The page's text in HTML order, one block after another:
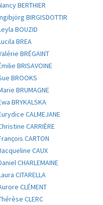
BERTHIER
BIRGISDOTTIR
BOUZID
BREA
BRÉGAINT
BRISAVOINE
BROOKS
BRUMAGNE
BRYKALSKA
CALMEJANE
CARRIÈRE
CARTON
CAUX
CHARLEMAINE
CITARELLA
CLÉMENT
CLERC